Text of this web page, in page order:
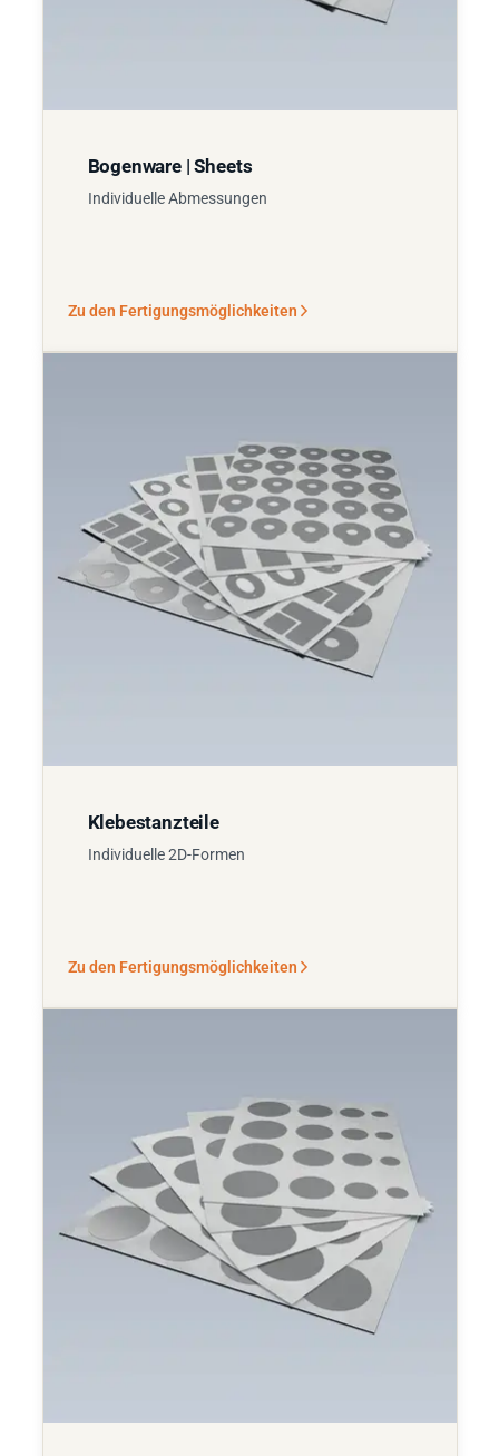
Bogenware | Sheets
Individuelle Abmessungen
Zu den Fertigungsmöglichkeiten
Klebestanzteile
Individuelle 2D-Formen
Zu den Fertigungsmöglichkeiten